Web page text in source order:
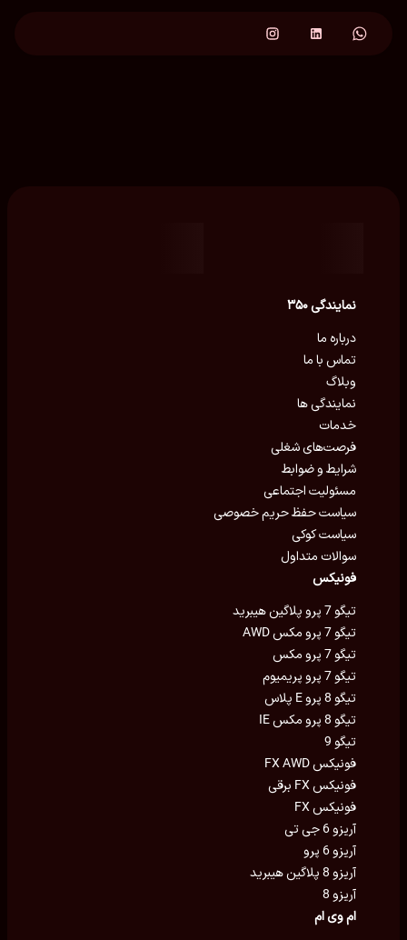
نمایندگی ۳۵۰
درباره ما
تماس با ما
وبلاگ
نمایندگی ها
خدمات
فرصت‌های شغلی
شرایط و ضوابط
مسئولیت اجتماعی
سیاست حفظ حریم خصوصی
سیاست کوکی
سوالات متداول
فونیکس
تیگو 7 پرو پلاگین هیبرید
تیگو 7 پرو مکس AWD
تیگو 7 پرو مکس
تیگو 7 پرو پریمیوم
تیگو 8 پرو E پلاس
تیگو 8 پرو مکس IE
تیگو 9
فونیکس FX AWD
فونیکس FX برقی
فونیکس FX
آریزو 6 جی تی
آریزو 6 پرو
آریزو 8 پلاگین هیبرید
آریزو 8
ام وی ام